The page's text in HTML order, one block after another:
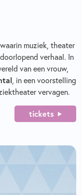
muziek, theater
verhaal. In
van een vrouw,
, in een voorstelling
vervagen.
tickets